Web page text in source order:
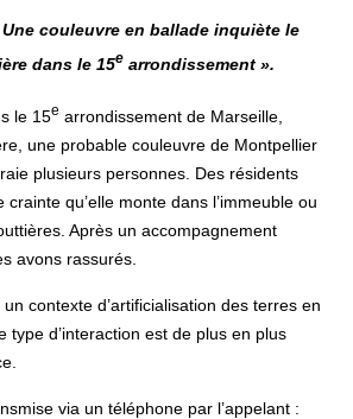
Une couleuvre en ballade inquiète le
dans le 15e arrondissement ».
le 15e arrondissement de Marseille,
une probable couleuvre de Montpellier
plusieurs personnes. Des résidents
qu’elle monte dans l’immeuble ou
Après un accompagnement
avons rassurés.
contexte d’artificialisation des terres en
type d’interaction est de plus en plus
via un téléphone par l’appelant :